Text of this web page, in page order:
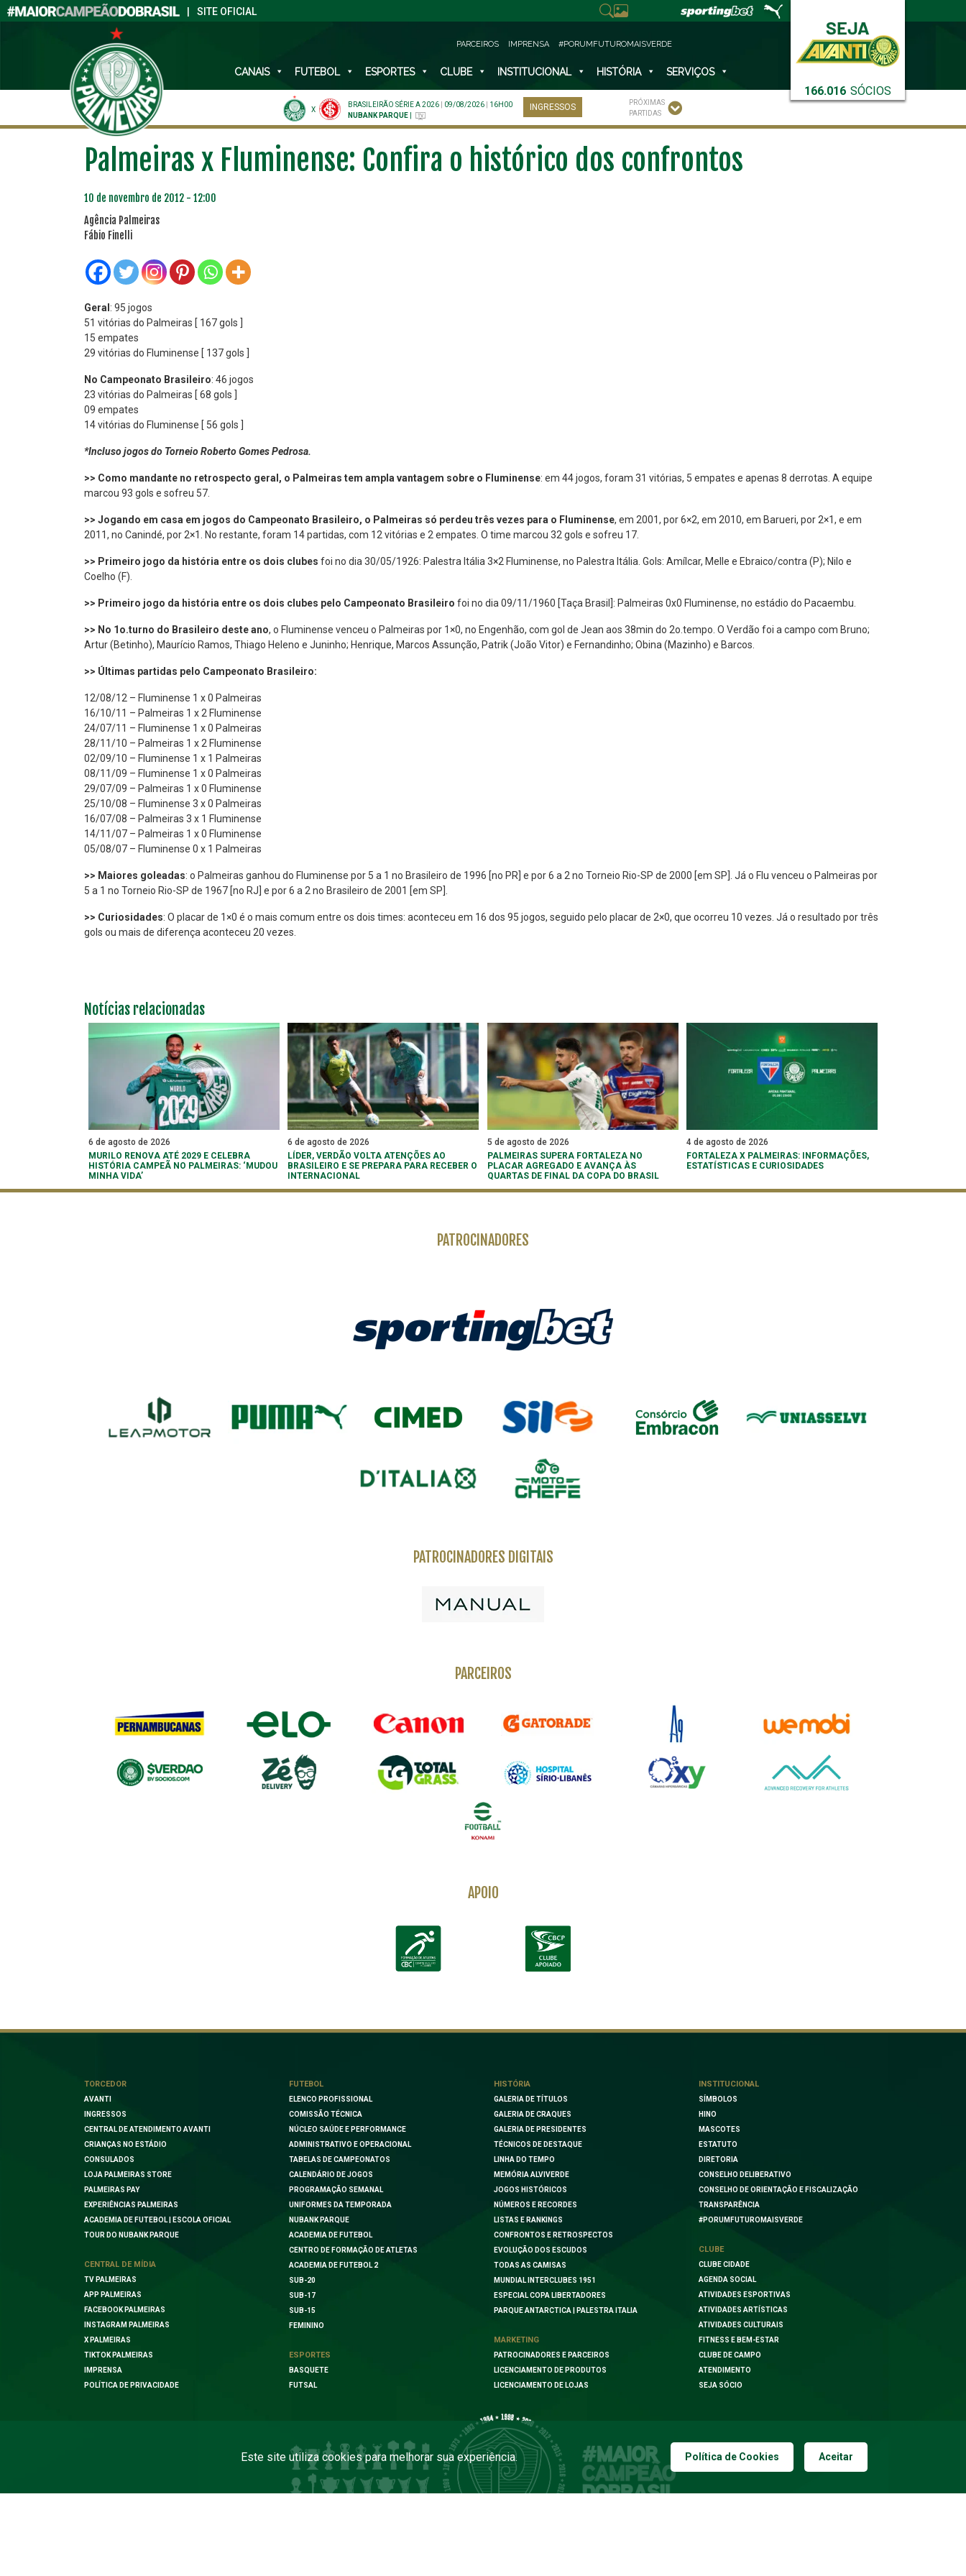
SITE OFICIAL
166.016 SÓCIOS
PARCEIROS IMPRENSA #PORUMFUTUROMAISVERDE
CANAIS FUTEBOL ESPORTES CLUBE INSTITUCIONAL HISTÓRIA SERVIÇOS
X
BRASILEIRÃO SÉRIE A 2026 09/08/2026
16H00
NUBANK PARQUE
INGRESSOS
PRÓXIMAS
PARTIDAS
Palmeiras x Fluminense: Confira o histórico dos confrontos
10 de novembro de 2012 - 12:00
Agência Palmeiras
Fábio Finelli
Geral : 95 jogos
51 vitórias do Palmeiras [ 167 gols ]
15 empates
29 vitórias do Fluminense [ 137 gols ]
No Campeonato Brasileiro: 46 jogos
23 vitórias do Palmeiras [ 68 gols ]
09 empates
14 vitórias do Fluminense [ 56 gols ]
*Incluso jogos do Torneio Roberto Gomes Pedrosa.
>> Como mandante no retrospecto geral, o Palmeiras tem ampla vantagem sobre o Fluminense: em 44 jogos, foram 31 vitórias, 5 empates e apenas 8 derrotas. A equipe
marcou 93 gols e sofreu 57.
>> Jogando em casa em jogos do Campeonato Brasileiro, o Palmeiras só perdeu três vezes para o Fluminense, em 2001, por 6×2, em 2010, em Barueri, por 2×1, e em
2011, no Canindé, por 2×1. No restante, foram 14 partidas, com 12 vitórias e 2 empates. O time marcou 32 gols e sofreu 17.
>> Primeiro jogo da história entre os dois clubes foi no dia 30/05/1926: Palestra Itália 3×2 Fluminense, no Palestra Itália. Gols: Amílcar, Melle e Ebraico/contra (P); Nilo e
Coelho (F).
>> Primeiro jogo da história entre os dois clubes pelo Campeonato Brasileiro foi no dia 09/11/1960 [Taça Brasil]: Palmeiras 0x0 Fluminense, no estádio do Pacaembu.
>> No 1o.turno do Brasileiro deste ano, o Fluminense venceu o Palmeiras por 1×0, no Engenhão, com gol de Jean aos 38min do 2o.tempo. O Verdão foi a campo com Bruno;
Artur (Betinho), Maurício Ramos, Thiago Heleno e Juninho; Henrique, Marcos Assunção, Patrik (João Vitor) e Fernandinho; Obina (Mazinho) e Barcos.
>> Últimas partidas pelo Campeonato Brasileiro:
12/08/12 – Fluminense 1 x 0 Palmeiras
16/10/11 – Palmeiras 1 x 2 Fluminense
24/07/11 – Fluminense 1 x 0 Palmeiras
28/11/10 – Palmeiras 1 x 2 Fluminense
02/09/10 – Fluminense 1 x 1 Palmeiras
08/11/09 – Fluminense 1 x 0 Palmeiras
29/07/09 – Palmeiras 1 x 0 Fluminense
25/10/08 – Fluminense 3 x 0 Palmeiras
16/07/08 – Palmeiras 3 x 1 Fluminense
14/11/07 – Palmeiras 1 x 0 Fluminense
05/08/07 – Fluminense 0 x 1 Palmeiras
>> Maiores goleadas: o Palmeiras ganhou do Fluminense por 5 a 1 no Brasileiro de 1996 [no PR] e por 6 a 2 no Torneio Rio-SP de 2000 [em SP]. Já o Flu venceu o Palmeiras por
5 a 1 no Torneio Rio-SP de 1967 [no RJ] e por 6 a 2 no Brasileiro de 2001 [em SP].
>> Curiosidades: O placar de 1×0 é o mais comum entre os dois times: aconteceu em 16 dos 95 jogos, seguido pelo placar de 2×0, que ocorreu 10 vezes. Já o resultado por três
gols ou mais de diferença aconteceu 20 vezes.
Notícias relacionadas
6 de agosto de 2026
MURILO RENOVA ATÉ 2029 E CELEBRA
HISTÓRIA CAMPEÃ NO PALMEIRAS: ‘MUDOU
MINHA VIDA’
6 de agosto de 2026
LÍDER, VERDÃO VOLTA ATENÇÕES AO
BRASILEIRO E SE PREPARA PARA RECEBER O
INTERNACIONAL
5 de agosto de 2026
PALMEIRAS SUPERA FORTALEZA NO
PLACAR AGREGADO E AVANÇA ÀS
QUARTAS DE FINAL DA COPA DO BRASIL
4 de agosto de 2026
FORTALEZA X PALMEIRAS: INFORMAÇÕES,
ESTATÍSTICAS E CURIOSIDADES
PATROCINADORES
PATROCINADORES DIGITAIS
PARCEIROS
APOIO
TORCEDOR
AVANTI
INGRESSOS
CENTRAL DE ATENDIMENTO AVANTI
CRIANÇAS NO ESTÁDIO
CONSULADOS
LOJA PALMEIRAS STORE
PALMEIRAS PAY
EXPERIÊNCIAS PALMEIRAS
ACADEMIA DE FUTEBOL | ESCOLA OFICIAL
TOUR DO NUBANK PARQUE
CENTRAL DE MÍDIA
TV PALMEIRAS
APP PALMEIRAS
FACEBOOK PALMEIRAS
INSTAGRAM PALMEIRAS
X PALMEIRAS
TIKTOK PALMEIRAS
IMPRENSA
POLÍTICA DE PRIVACIDADE
FUTEBOL
ELENCO PROFISSIONAL
COMISSÃO TÉCNICA
NÚCLEO SAÚDE E PERFORMANCE
ADMINISTRATIVO E OPERACIONAL
TABELAS DE CAMPEONATOS
CALENDÁRIO DE JOGOS
PROGRAMAÇÃO SEMANAL
UNIFORMES DA TEMPORADA
NUBANK PARQUE
ACADEMIA DE FUTEBOL
CENTRO DE FORMAÇÃO DE ATLETAS
ACADEMIA DE FUTEBOL 2
SUB-20
SUB-17
SUB-15
FEMININO
ESPORTES
BASQUETE
FUTSAL
HISTÓRIA
GALERIA DE TÍTULOS
GALERIA DE CRAQUES
GALERIA DE PRESIDENTES
TÉCNICOS DE DESTAQUE
LINHA DO TEMPO
MEMÓRIA ALVIVERDE
JOGOS HISTÓRICOS
NÚMEROS E RECORDES
LISTAS E RANKINGS
CONFRONTOS E RETROSPECTOS
EVOLUÇÃO DOS ESCUDOS
TODAS AS CAMISAS
MUNDIAL INTERCLUBES 1951
ESPECIAL COPA LIBERTADORES
PARQUE ANTARCTICA | PALESTRA ITALIA
MARKETING
PATROCINADORES E PARCEIROS
LICENCIAMENTO DE PRODUTOS
LICENCIAMENTO DE LOJAS
INSTITUCIONAL
SÍMBOLOS
HINO
MASCOTES
ESTATUTO
DIRETORIA
CONSELHO DELIBERATIVO
CONSELHO DE ORIENTAÇÃO E FISCALIZAÇÃO
TRANSPARÊNCIA
#PORUMFUTUROMAISVERDE
CLUBE
CLUBE CIDADE
AGENDA SOCIAL
ATIVIDADES ESPORTIVAS
ATIVIDADES ARTÍSTICAS
ATIVIDADES CULTURAIS
FITNESS E BEM-ESTAR
CLUBE DE CAMPO
ATENDIMENTO
SEJA SÓCIO
Este site utiliza cookies para melhorar sua experiência. Política de Cookies Aceitar